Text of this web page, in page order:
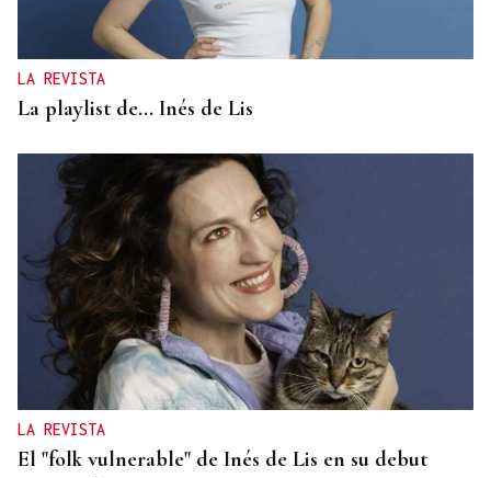
bodegas locales
LA REVISTA
La playlist de... Inés de Lis
LA REVISTA
El "folk vulnerable" de Inés de Lis en su debut